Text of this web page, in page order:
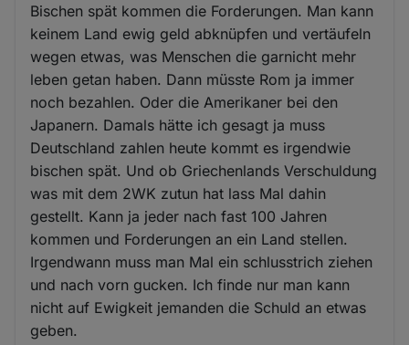
Bischen spät kommen die Forderungen. Man kann
keinem Land ewig geld abknüpfen und vertäufeln
wegen etwas, was Menschen die garnicht mehr
leben getan haben. Dann müsste Rom ja immer
noch bezahlen. Oder die Amerikaner bei den
Japanern. Damals hätte ich gesagt ja muss
Deutschland zahlen heute kommt es irgendwie
bischen spät. Und ob Griechenlands Verschuldung
was mit dem 2WK zutun hat lass Mal dahin
gestellt. Kann ja jeder nach fast 100 Jahren
kommen und Forderungen an ein Land stellen.
Irgendwann muss man Mal ein schlusstrich ziehen
und nach vorn gucken. Ich finde nur man kann
nicht auf Ewigkeit jemanden die Schuld an etwas
geben.